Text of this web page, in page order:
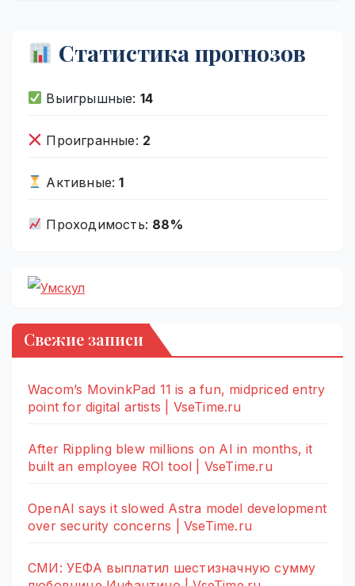
Статистика прогнозов
Выигрышные: 14
Проигранные: 2
Активные:1
Проходимость: 88%
Свежие записи
Wacom’s MovinkPad 11 is a fun, midpriced entry
point for digital artists | VseTime.ru
After Rippling blew millions on AI in months, it
built an employee ROI tool | VseTime.ru
OpenAI says it slowed Astra model development
over security concerns | VseTime.ru
СМИ: УЕФА выплатил шестизначную сумму